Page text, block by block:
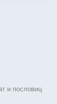
и пословиц